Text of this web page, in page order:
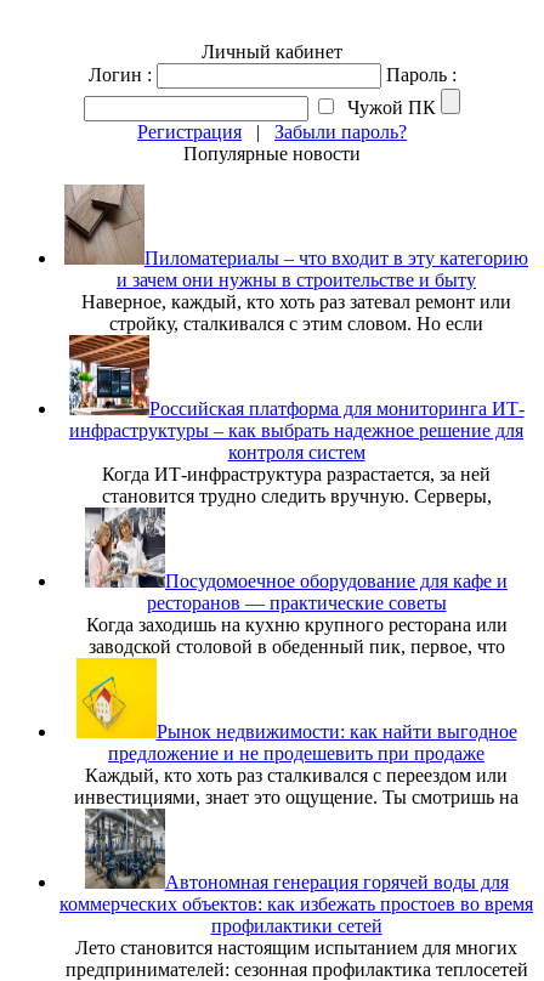
Личный кабинет
Логин :
Пароль :
Чужой ПК
Регистрация | Забыли пароль?
Популярные новости
Пиломатериалы – что входит в эту категорию
и зачем они нужны в строительстве и быту
Наверное, каждый, кто хоть раз затевал ремонт или
стройку, сталкивался с этим словом. Но если
Российская платформа для мониторинга ИТ-
инфраструктуры – как выбрать надежное решение для
контроля систем
Когда ИТ-инфраструктура разрастается, за ней
становится трудно следить вручную. Серверы,
Посудомоечное оборудование для кафе и
ресторанов — практические советы
Когда заходишь на кухню крупного ресторана или
заводской столовой в обеденный пик, первое, что
Рынок недвижимости: как найти выгодное
предложение и не продешевить при продаже
Каждый, кто хоть раз сталкивался с переездом или
инвестициями, знает это ощущение. Ты смотришь на
Автономная генерация горячей воды для
коммерческих объектов: как избежать простоев во время
профилактики сетей
Лето становится настоящим испытанием для многих
предпринимателей: сезонная профилактика теплосетей